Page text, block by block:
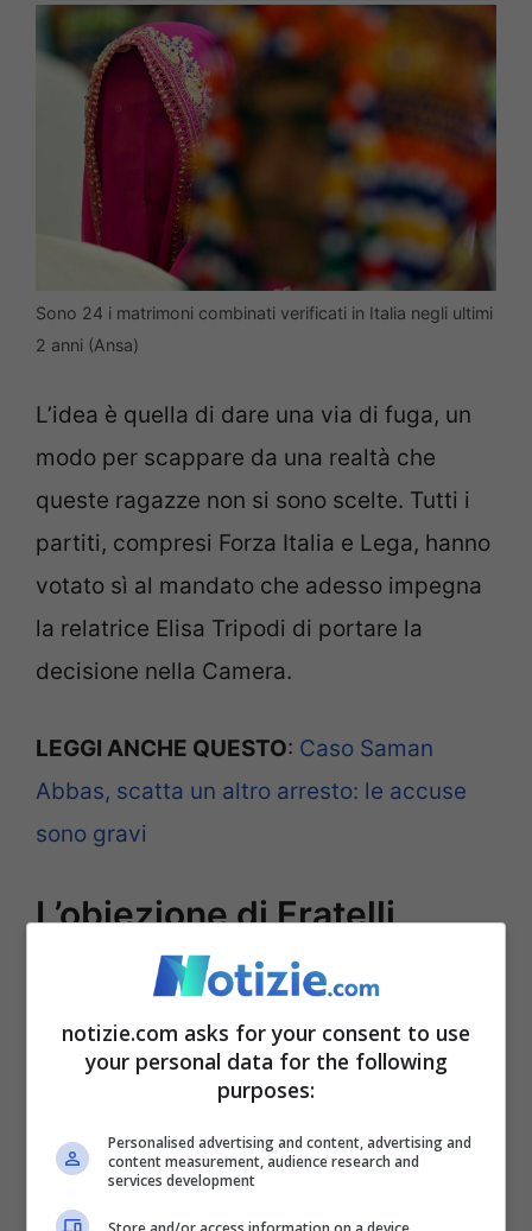
Sono 24 i matrimoni combinati verificati in Italia negli ultimi
2 anni (Ansa)
L’idea è quella di dare una via di fuga, un
modo per scappare da una realtà che
queste ragazze non si sono scelte. Tutti i
partiti, compresi Forza Italia e Lega, hanno
votato sì al mandato che adesso impegna
la relatrice Elisa Tripodi di portare la
decisione nella Camera.
LEGGI ANCHE QUESTO: Caso Saman
Abbas, scatta un altro arresto: le accuse
sono gravi
L’obiezione di Fratelli
notizie.com asks for your consent to use
your personal data for the following
purposes:
Personalised advertising and content, advertising and
content measurement, audience research and
services development